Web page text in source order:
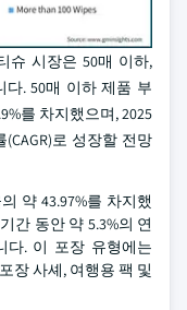
슈 시장은 50매 이하,
다. 50매 이하 제품 부
를 차지했으며, 2025
로 성장할 전망
약 43.97%를 차지했
간 동안 약 5.3%의 연
다. 이 포장 유형에는
장 사셰, 여행용 팩 및